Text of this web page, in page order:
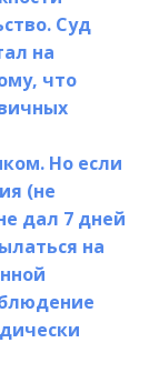
Суд
на
что
Но если
(не
дал 7 дней
на